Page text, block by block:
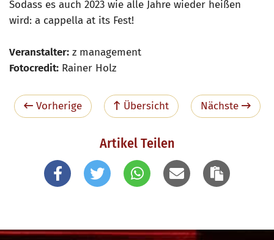
Sodass es auch 2023 wie alle Jahre wieder heißen
wird: a cappella at its Fest!
Veranstalter: z management
Fotocredit: Rainer Holz
Vorherige Übersicht Nächste
Artikel Teilen